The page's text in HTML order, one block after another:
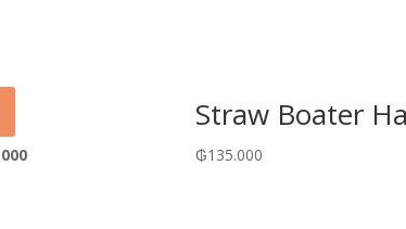
Straw Boater
₲135.000